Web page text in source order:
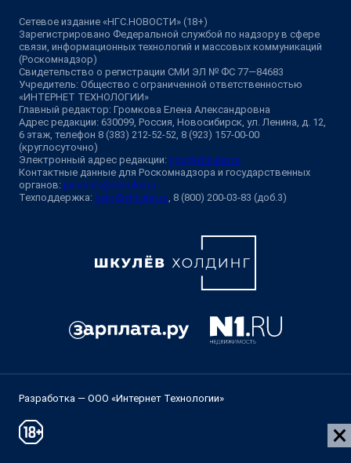
Сетевое издание «НГС.НОВОСТИ» (18+)
Зарегистрировано Федеральной службой по надзору в сфере
связи, информационных технологий и массовых коммуникаций
(Роскомнадзор)
Свидетельство о регистрации СМИ ЭЛ № ФС 77—84683
Учредитель: Общество с ограниченной ответственностью
«ИНТЕРНЕТ ТЕХНОЛОГИИ»
Главный редактор: Громкова Елена Александровна
Адрес редакции: 630099, Россия, Новосибирск, ул. Ленина, д. 12,
6 этаж, телефон 8 (383) 212-52-52, 8 (923) 157-00-00
(круглосуточно)
Электронный адрес редакции: ngs@shkulev.ru
Контактные данные для Роскомнадзора и государственных
органов: juristnsk@shkulev.ru
Техподдержка: help@shkulev.ru , 8 (800) 200-03-83 (доб.3)
Разработка — ООО «Интернет Технологии»